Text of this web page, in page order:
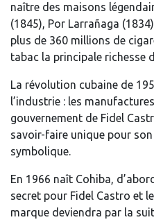
naître des maisons
(1845), Por Larrañaga
plus de 360 millions de
tabac la principale richesse
La révolution cubaine de
l’industrie : les
gouvernement de Fidel
savoir-faire unique pour
symbolique.
En 1966 naît Cohiba,
secret pour Fidel Castro et
marque deviendra par la